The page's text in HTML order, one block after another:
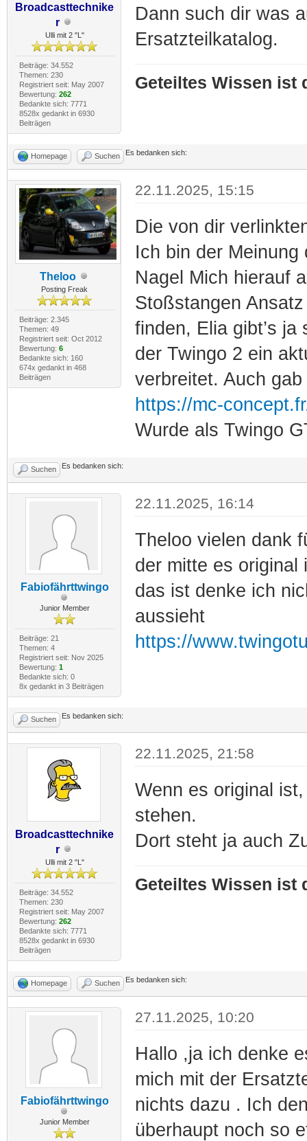
Broadcasttechnike
r
Ulli mit 2 "L"
Beiträge: 34.552
Themen: 230
Registriert seit: May 2007
Bewertung: 262
Bedankte sich: 7771
8528x gedankt in 6930
Beiträgen
Dann such dir was
Ersatzteilkatalog.
Geteiltes Wissen ist
Homepage Suchen Es bedanken sich:
Theloo
Posting Freak
Beiträge: 2.345
Themen: 49
Registriert seit: Oct 2012
Bewertung: 6
Bedankte sich: 160
674x gedankt in 468
Beiträgen
22.11.2025, 15:15
Die von dir
Ich bin der
Nagel Mich hierauf
Stoßstangen
finden, Elia gibt’s
der Twingo 2 ein
verbreitet. Auch
https://mc-
Wurde als Twingo
Suchen Es bedanken sich:
Fabiofährttwingo
Junior Member
Beiträge: 21
Themen: 4
Registriert seit: Nov 2025
Bewertung: 1
Bedankte sich: 0
8x gedankt in 3 Beiträgen
22.11.2025, 16:14
Theloo vielen dank
der mitte es original
das ist denke ich
aussieht
https://
Suchen Es bedanken sich:
Broadcasttechnike
r
Ulli mit 2 "L"
Beiträge: 34.552
Themen: 230
Registriert seit: May 2007
Bewertung: 262
Bedankte sich: 7771
8528x gedankt in 6930
Beiträgen
22.11.2025, 21:58
Wenn es original
stehen.
Dort steht ja auch
Geteiltes Wissen ist
Homepage Suchen Es bedanken sich:
Fabiofährttwingo
Junior Member
27.11.2025, 10:20
Hallo ,ja ich denke
mich mit der
nichts dazu . Ich
überhaupt noch so